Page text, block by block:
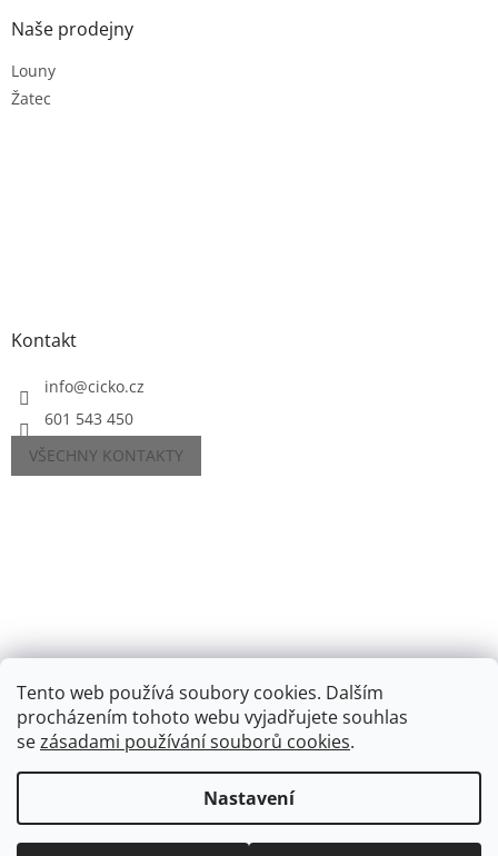
Tento web používá soubory cookies. Dalším
procházením tohoto webu vyjadřujete souhlas
sezásadami používání souborů cookies.
Nastavení
Naše prodejny
Louny
Žatec
Kontakt
info@cicko.cz
601 543 450
VŠECHNY KONTAKTY
Copyright 2026Cíčko.cz. Všechna práva vyhrazena.Upravit
nastavení cookies